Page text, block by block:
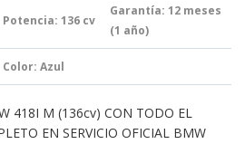
Potencia: 136 cv
Garantía: 12 meses
(1 año)
Color: Azul
418I M (136cv) CON TODO EL
EN SERVICIO OFICIAL BMW